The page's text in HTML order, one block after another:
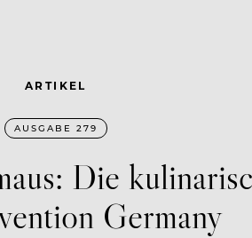
ARTIKEL
AUSGABE 279
Die
Germany